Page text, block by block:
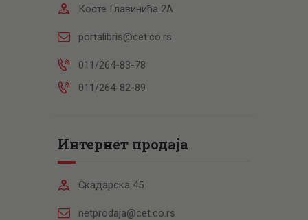
Косте Главинића 2А
portalibris@cet.co.rs
011/264-83-78
011/264-82-89
Интернет продаја
Скадарска 45
netprodaja@cet.co.rs